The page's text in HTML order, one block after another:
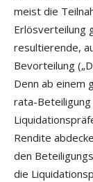
meist die
Erlösverteilung
resultierende,
Bevorteilung
Denn ab einem
rata-
Rendite
den
die